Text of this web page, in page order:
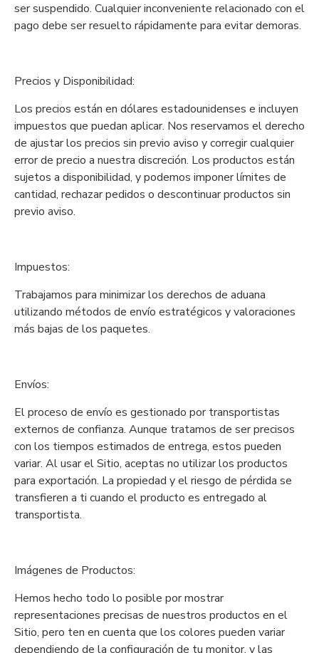
ser suspendido. Cualquier inconveniente relacionado con el
pago debe ser resuelto rápidamente para evitar demoras.
Precios y Disponibilidad:
Los precios están en dólares estadounidenses e incluyen
impuestos que puedan aplicar. Nos reservamos el derecho
de ajustar los precios sin previo aviso y corregir cualquier
error de precio a nuestra discreción. Los productos están
sujetos a disponibilidad, y podemos imponer límites de
cantidad, rechazar pedidos o descontinuar productos sin
previo aviso.
Impuestos:
Trabajamos para minimizar los derechos de aduana
utilizando métodos de envío estratégicos y valoraciones
más bajas de los paquetes.
Envíos:
El proceso de envío es gestionado por transportistas
externos de confianza. Aunque tratamos de ser precisos
con los tiempos estimados de entrega, estos pueden
variar. Al usar el Sitio, aceptas no utilizar los productos
para exportación. La propiedad y el riesgo de pérdida se
transfieren a ti cuando el producto es entregado al
transportista.
Imágenes de Productos:
Hemos hecho todo lo posible por mostrar
representaciones precisas de nuestros productos en el
Sitio, pero ten en cuenta que los colores pueden variar
dependiendo de la configuración de tu monitor, y las